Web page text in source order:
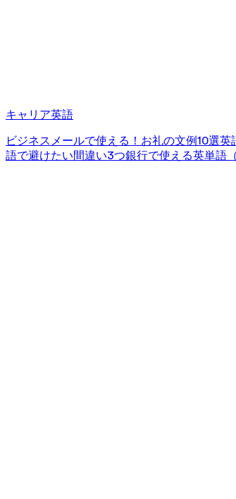
キャリア英語
ビジネスメールで使える！お礼の文例10選英
語で避けたい間違い3つ銀行で使える英単語